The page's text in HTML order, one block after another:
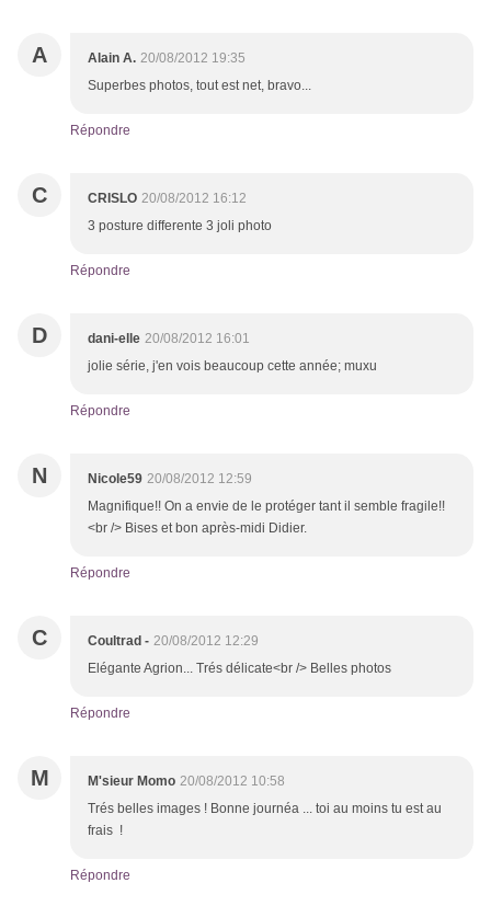
A Alain A. 20/08/2012 19:35
Superbes photos, tout est net, bravo...
Répondre
C CRISLO 20/08/2012 16:12
3 posture differente 3 joli photo
Répondre
D dani-elle 20/08/2012 16:01
jolie série, j'en vois beaucoup cette année; muxu
Répondre
N Nicole59 20/08/2012 12:59
Magnifique!! On a envie de le protéger tant il semble fragile!!
<br /> Bises et bon après-midi Didier.
Répondre
C Coultrad - 20/08/2012 12:29
Elégante Agrion... Trés délicate<br /> Belles photos
Répondre
M M'sieur Momo 20/08/2012 10:58
Trés belles images ! Bonne journéa ... toi au moins tu est au
frais !
Répondre